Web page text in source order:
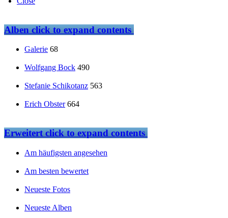
Albenclick to expand contents
Galerie 68
Wolfgang Bock 490
Stefanie Schikotanz 563
Erich Obster 664
Erweitertclick to expand contents
Am häufigsten angesehen
Am besten bewertet
Neueste Fotos
Neueste Alben